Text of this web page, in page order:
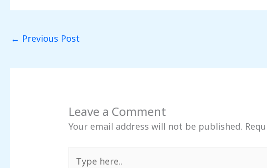
← Previous Post
Leave a Comment
Your email address will not be published.